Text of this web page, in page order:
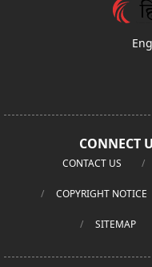
CONNECT
CONTACT US
COPYRIGHT NOTICE
SITEMAP